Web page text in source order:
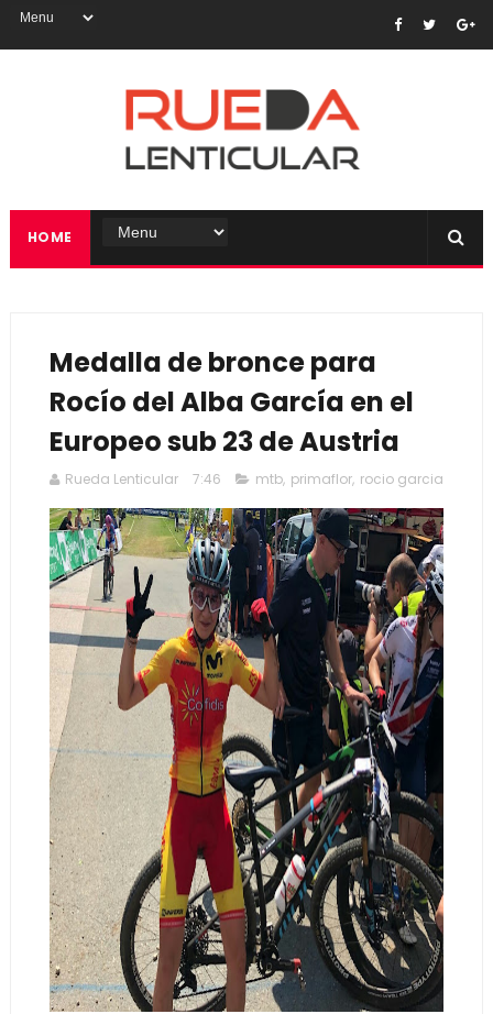
HOME
Medalla de bronce para
Rocío del Alba García en el
Europeo sub 23 de Austria
Rueda Lenticular 7:46 mtb, primaflor, rocio garcia